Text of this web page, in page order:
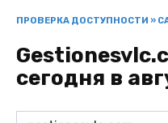
ПРОВЕРКА ДОСТУПНОСТИ »
сегодня в